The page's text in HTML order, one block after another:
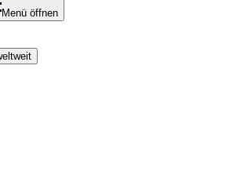
Menü öffnen